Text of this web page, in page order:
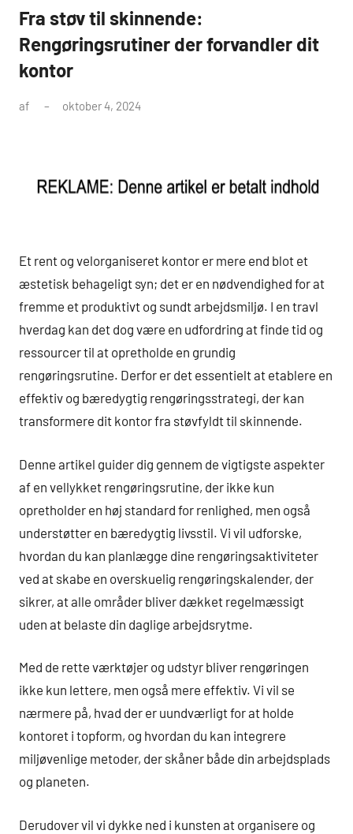
Fra støv til skinnende:
Rengøringsrutiner der forvandler dit
kontor
af oktober 4, 2024
Et rent og velorganiseret kontor er mere end blot et
æstetisk behageligt syn; det er en nødvendighed for at
fremme et produktivt og sundt arbejdsmiljø. I en travl
hverdag kan det dog være en udfordring at finde tid og
ressourcer til at opretholde en grundig
rengøringsrutine. Derfor er det essentielt at etablere en
effektiv og bæredygtig rengøringsstrategi, der kan
transformere dit kontor fra støvfyldt til skinnende.
Denne artikel guider dig gennem de vigtigste aspekter
af en vellykket rengøringsrutine, der ikke kun
opretholder en høj standard for renlighed, men også
understøtter en bæredygtig livsstil. Vi vil udforske,
hvordan du kan planlægge dine rengøringsaktiviteter
ved at skabe en overskuelig rengøringskalender, der
sikrer, at alle områder bliver dækket regelmæssigt
uden at belaste din daglige arbejdsrytme.
Med de rette værktøjer og udstyr bliver rengøringen
ikke kun lettere, men også mere effektiv. Vi vil se
nærmere på, hvad der er uundværligt for at holde
kontoret i topform, og hvordan du kan integrere
miljøvenlige metoder, der skåner både din arbejdsplads
og planeten.
Derudover vil vi dykke ned i kunsten at organisere og